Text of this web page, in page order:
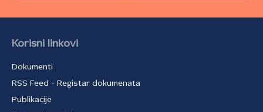
Korisni linkovi
Dokumenti
RSS Feed - Registar dokumenata
Publikacije